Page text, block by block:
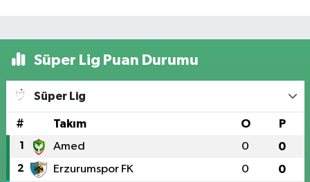
Süper Lig Puan Durumu
Süper Lig
# Takım O P
1 Amed 0 0
2 Erzurumspor FK 0 0